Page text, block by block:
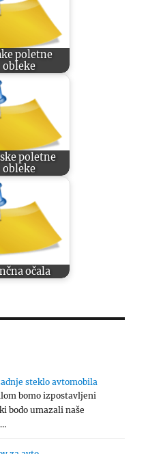
poletne
obleke
poletne
obleke
očala
steklo avtomobila
bomo izpostavljeni
bodo umazali naše